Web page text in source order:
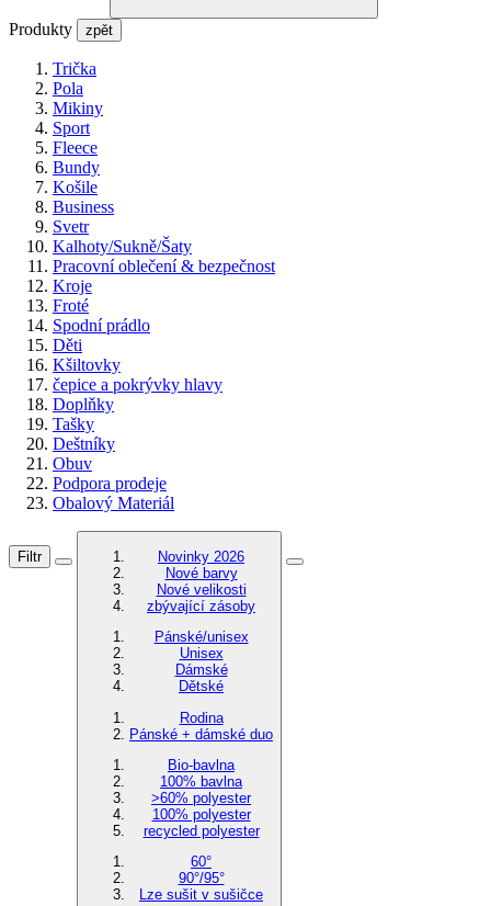
Produkty zpět
Trička
Pola
Mikiny
Sport
Fleece
Bundy
Košile
Business
Svetr
Kalhoty/Sukně/Šaty
Pracovní oblečení & bezpečnost
Kroje
Froté
Spodní prádlo
Děti
Kšiltovky
čepice a pokrývky hlavy
Doplňky
Tašky
Deštníky
Obuv
Podpora prodeje
Obalový Materiál
Filtr
Novinky 2026
Nové barvy
Nové velikosti
zbývající zásoby
Pánské/unisex
Unisex
Dámské
Dětské
Rodina
Pánské + dámské duo
Bio-bavlna
100% bavlna
>60% polyester
100% polyester
recycled polyester
60°
90°/95°
Lze sušit v sušičce